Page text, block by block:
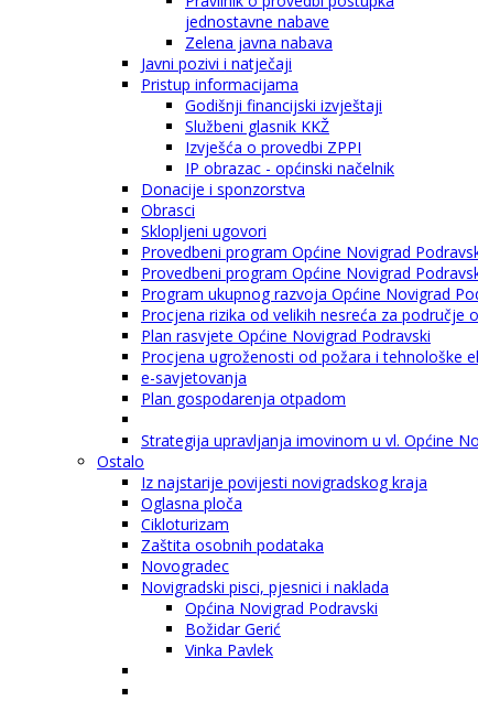
jednostavne nabave
Zelena javna nabava
Javni pozivi i natječaji
Pristup informacijama
Godišnji financijski izvještaji
Službeni glasnik KKŽ
Izvješća o provedbi ZPPI
IP obrazac - općinski načelnik
Donacije i sponzorstva
Obrasci
Sklopljeni ugovori
Provedbeni program Općine Novigrad
Provedbeni program Općine Novigrad
Program ukupnog razvoja Općine Novigrad
Procjena rizika od velikih nesreća za područje
Plan rasvjete Općine Novigrad Podravski
Procjena ugroženosti od požara i tehnološke
e-savjetovanja
Plan gospodarenja otpadom
Strategija upravljanja imovinom u vl. Općine
Ostalo
Iz najstarije povijesti novigradskog kraja
Oglasna ploča
Cikloturizam
Zaštita osobnih podataka
Novogradec
Novigradski pisci, pjesnici i naklada
Općina Novigrad Podravski
Božidar Gerić
Vinka Pavlek